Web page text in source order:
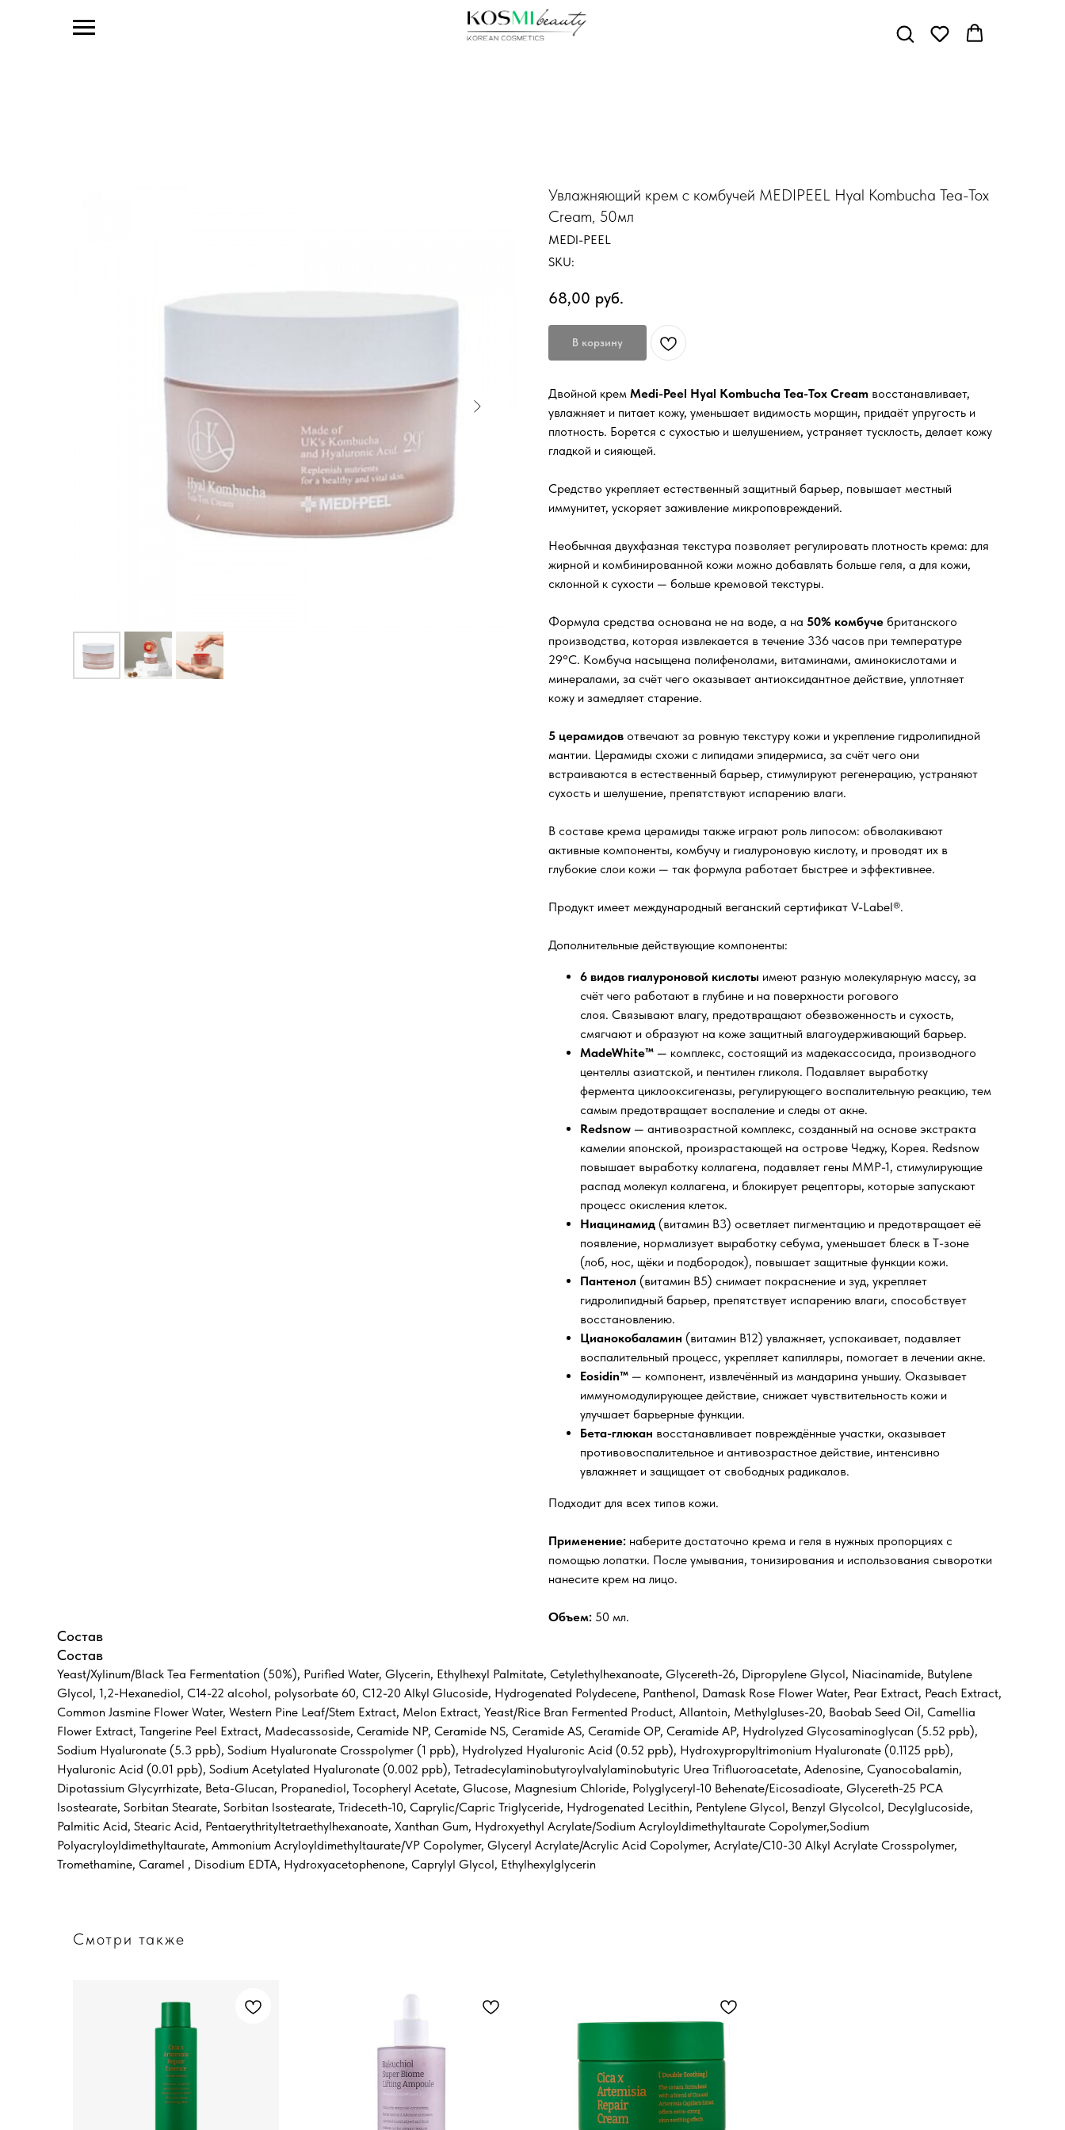
Увлажняющий крем с комбучей MEDIPEEL Hyal Kombucha Tea-Tox
Cream, 50мл
MEDI-PEEL
SKU:
68,00 руб.
В корзину
Двойной крем Medi-Peel Hyal Kombucha Tea-Tox Cream восстанавливает,
увлажняет и питает кожу, уменьшает видимость морщин, придаёт упругость и
плотность. Борется с сухостью и шелушением, устраняет тусклость, делает кожу
гладкой и сияющей.
Средство укрепляет естественный защитный барьер, повышает местный
иммунитет, ускоряет заживление микроповреждений.
Необычная двухфазная текстура позволяет регулировать плотность крема: для
жирной и комбинированной кожи можно добавлять больше геля, а для кожи,
склонной к сухости — больше кремовой текстуры.
Формула средства основана не на воде, а на 50% комбуче британского
производства, которая извлекается в течение 336 часов при температуре
29°C. Комбуча насыщена полифенолами, витаминами, аминокислотами и
минералами, за счёт чего оказывает антиоксидантное действие, уплотняет
кожу и замедляет старение.
5 церамидов отвечают за ровную текстуру кожи и укрепление гидролипидной
мантии. Церамиды схожи с липидами эпидермиса, за счёт чего они
встраиваются в естественный барьер, стимулируют регенерацию, устраняют
сухость и шелушение, препятствуют испарению влаги.
В составе крема церамиды также играют роль липосом: обволакивают
активные компоненты, комбучу и гиалуроновую кислоту, и проводят их в
глубокие слои кожи — так формула работает быстрее и эффективнее.
Продукт имеет международный веганский сертификат V-Label®.
Дополнительные действующие компоненты:
6 видов гиалуроновой кислоты имеют разную молекулярную массу, за
счёт чего работают в глубине и на поверхности рогового
слоя. Связывают влагу, предотвращают обезвоженность и сухость,
смягчают и образуют на коже защитный влагоудерживающий барьер.
MadeWhite™ — комплекс, состоящий из мадекассосида, производного
центеллы азиатской, и пентилен гликоля. Подавляет выработку
фермента циклооксигеназы, регулирующего воспалительную реакцию, тем
самым предотвращает воспаление и следы от акне.
Redsnow — антивозрастной комплекс, созданный на основе экстракта
камелии японской, произрастающей на острове Чеджу, Корея. Redsnow
повышает выработку коллагена, подавляет гены MMP-1, стимулирующие
распад молекул коллагена, и блокирует рецепторы, которые запускают
процесс окисления клеток.
Ниацинамид (витамин B3) осветляет пигментацию и предотвращает её
появление, нормализует выработку себума, уменьшает блеск в Т-зоне
(лоб, нос, щёки и подбородок), повышает защитные функции кожи.
Пантенол (витамин B5) снимает покраснение и зуд, укрепляет
гидролипидный барьер, препятствует испарению влаги, способствует
восстановлению.
Цианокобаламин (витамин B12) увлажняет, успокаивает, подавляет
воспалительный процесс, укрепляет капилляры, помогает в лечении акне.
Eosidin™ — компонент, извлечённый из мандарина уньшиу. Оказывает
иммуномодулирующее действие, снижает чувствительность кожи и
улучшает барьерные функции.
Бета-глюкан восстанавливает повреждённые участки, оказывает
противовоспалительное и антивозрастное действие, интенсивно
увлажняет и защищает от свободных радикалов.
Подходит для всех типов кожи.
Применение: наберите достаточно крема и геля в нужных пропорциях с
помощью лопатки. После умывания, тонизирования и использования сыворотки
нанесите крем на лицо.
Объем: 50 мл.
Состав
Состав
Yeast/Xylinum/Black Tea Fermentation (50%), Purified Water, Glycerin, Ethylhexyl Palmitate, Cetylethylhexanoate, Glycereth-26, Dipropylene Glycol, Niacinamide, Butylene
Glycol, 1,2-Hexanediol, C14-22 alcohol, polysorbate 60, C12-20 Alkyl Glucoside, Hydrogenated Polydecene, Panthenol, Damask Rose Flower Water, Pear Extract, Peach Extract,
Common Jasmine Flower Water, Western Pine Leaf/Stem Extract, Melon Extract, Yeast/Rice Bran Fermented Product, Allantoin, Methylgluses-20, Baobab Seed Oil, Camellia
Flower Extract, Tangerine Peel Extract, Madecassoside, Ceramide NP, Ceramide NS, Ceramide AS, Ceramide OP, Ceramide AP, Hydrolyzed Glycosaminoglycan (5.52 ppb),
Sodium Hyaluronate (5.3 ppb), Sodium Hyaluronate Crosspolymer (1 ppb), Hydrolyzed Hyaluronic Acid (0.52 ppb), Hydroxypropyltrimonium Hyaluronate (0.1125 ppb),
Hyaluronic Acid (0.01 ppb), Sodium Acetylated Hyaluronate (0.002 ppb), Tetradecylaminobutyroylvalylaminobutyric Urea Trifluoroacetate, Adenosine, Cyanocobalamin,
Dipotassium Glycyrrhizate, Beta-Glucan, Propanediol, Tocopheryl Acetate, Glucose, Magnesium Chloride, Polyglyceryl-10 Behenate/Eicosadioate, Glycereth-25 PCA
Isostearate, Sorbitan Stearate, Sorbitan Isostearate, Trideceth-10, Caprylic/Capric Triglyceride, Hydrogenated Lecithin, Pentylene Glycol, Benzyl Glycolcol, Decylglucoside,
Palmitic Acid, Stearic Acid, Pentaerythrityltetraethylhexanoate, Xanthan Gum, Hydroxyethyl Acrylate/Sodium Acryloyldimethyltaurate Copolymer,Sodium
Polyacryloyldimethyltaurate, Ammonium Acryloyldimethyltaurate/VP Copolymer, Glyceryl Acrylate/Acrylic Acid Copolymer, Acrylate/C10-30 Alkyl Acrylate Crosspolymer,
Tromethamine, Caramel , Disodium EDTA, Hydroxyacetophenone, Caprylyl Glycol, Ethylhexylglycerin
Смотри также